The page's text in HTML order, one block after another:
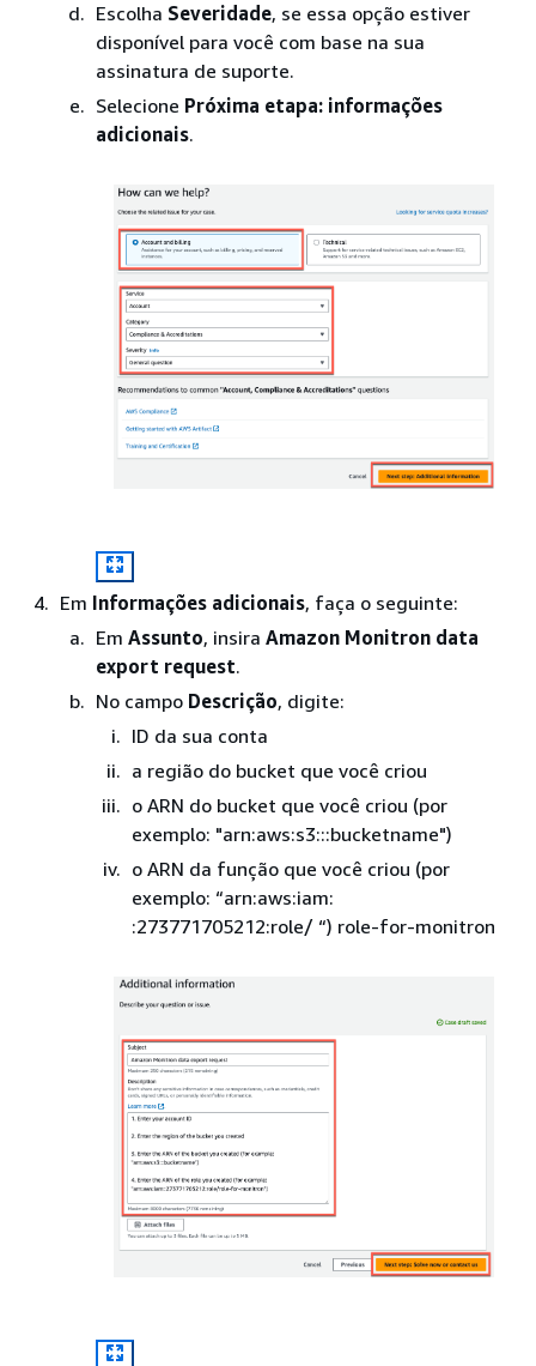
Escolha Severidade, se essa opção estiver
disponível para você com base na sua
assinatura de suporte.
Selecione Próxima etapa: informações
adicionais.
Em Informações adicionais, faça o seguinte:
Em Assunto, insira Amazon Monitron data
export request.
No campo Descrição, digite:
ID da sua conta
a região do bucket que você criou
o ARN do bucket que você criou (por
exemplo: "arn:aws:s3:::bucketname")
o ARN da função que você criou (por
exemplo: “arn:aws:iam:
:273771705212:role/ “) role-for-monitron